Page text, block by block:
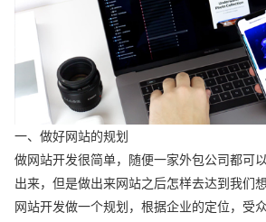
一、做好网站的规划
做网站开发很简单，随便一家外包公司都可
出来，但是做出来网站之后怎样去达到我们
网站开发做一个规划，根据企业的定位，受